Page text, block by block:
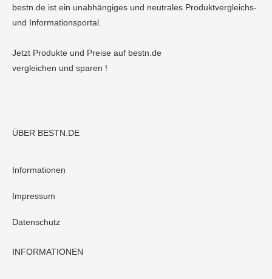
bestn.de ist ein unabhängiges und neutrales Produktvergleichs-
und Informationsportal.
Jetzt Produkte und Preise auf bestn.de
vergleichen und sparen !
ÜBER BESTN.DE
Informationen
Impressum
Datenschutz
INFORMATIONEN